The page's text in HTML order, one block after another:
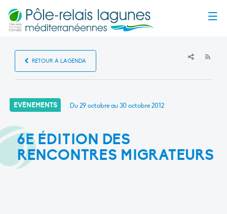
RETOUR À L'AGENDA
EVÈNEMENTS Du 29 octobre au 30 octobre 2012
6E ÉDITION DES
RENCONTRES MIGRATEURS